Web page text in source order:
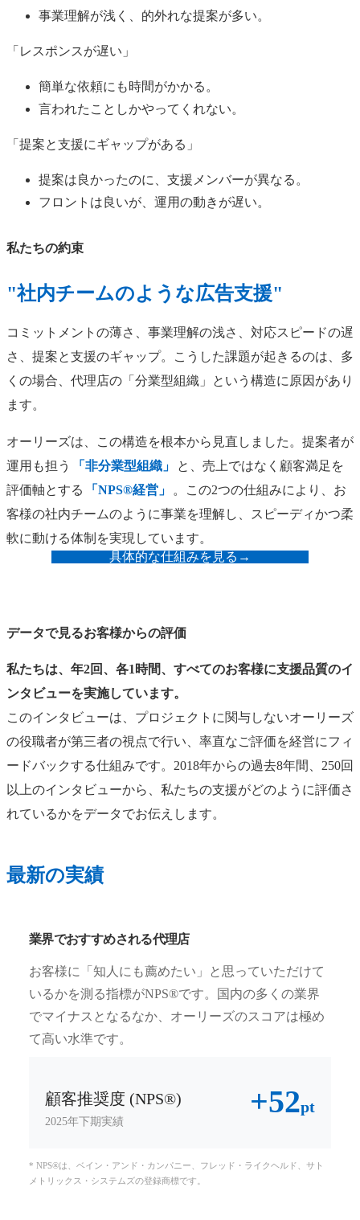
事業理解が浅く、的外れな提案が多い。
「レスポンスが遅い」
簡単な依頼にも時間がかかる。
言われたことしかやってくれない。
「提案と支援にギャップがある」
提案は良かったのに、支援メンバーが異なる。
フロントは良いが、運用の動きが遅い。
私たちの約束
"社内チームのような広告支援"
コミットメントの薄さ、事業理解の浅さ、対応スピードの遅
さ、提案と支援のギャップ。こうした課題が起きるのは、多
くの場合、代理店の「分業型組織」という構造に原因があり
ます。
オーリーズは、この構造を根本から見直しました。提案者が
運用も担う
「非分業型組織」
と、売上ではなく顧客満足を
評価軸とする
「NPS®経営」
。この2つの仕組みにより、お
客様の社内チームのように事業を理解し、スピーディかつ柔
軟に動ける体制を実現しています。
具体的な仕組みを見る →
データで見るお客様からの評価
私たちは、年2回、各1時間、すべてのお客様に支援品質のイ
ンタビューを実施しています。
このインタビューは、プロジェクトに関与しないオーリーズ
の役職者が第三者の視点で行い、率直なご評価を経営にフィ
ードバックする仕組みです。2018年からの過去8年間、250回
以上のインタビューから、私たちの支援がどのように評価さ
れているかをデータでお伝えします。
最新の実績
業界でおすすめされる代理店
お客様に「知人にも薦めたい」と思っていただけて
いるかを測る指標がNPS®です。国内の多くの業界
でマイナスとなるなか、オーリーズのスコアは極め
て高い水準です。
顧客推奨度 (NPS®)
2025年下期実績
+52pt
* NPS®は、ベイン・アンド・カンパニー、フレッド・ライクヘルド、サト
メトリックス・システムズの登録商標です。